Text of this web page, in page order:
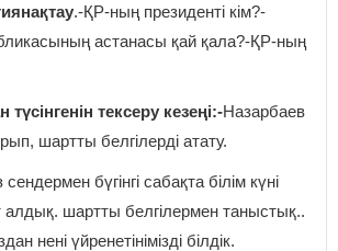
.-ҚР-ның президенті кім?-
астанасы қай қала?-ҚР-ның
түсінгенін тексеру кезеңі:-Назарбаев
шартты белгілерді атату.
бүгінгі сабақта білім күні
шартты белгілермен таныстық..
нені үйренетінімізді білдік.